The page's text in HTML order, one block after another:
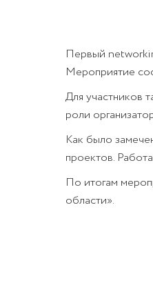
Первый
Мероприятие
Для участников
роли
Как было
проектов.
По итогам
области».